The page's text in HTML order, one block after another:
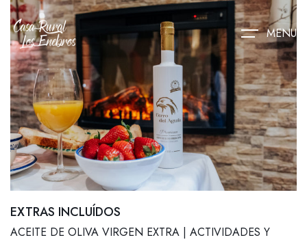
MENU
EXTRAS INCLUÍDOS
ACEITE DE OLIVA VIRGEN EXTRA | ACTIVIDADES Y